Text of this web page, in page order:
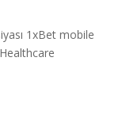
1xBet mobile